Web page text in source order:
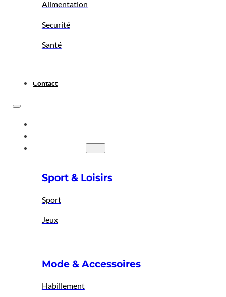
Alimentation
Securité
Santé
Contact
Sport & Loisirs
Sport
Jeux
Mode & Accessoires
Habillement